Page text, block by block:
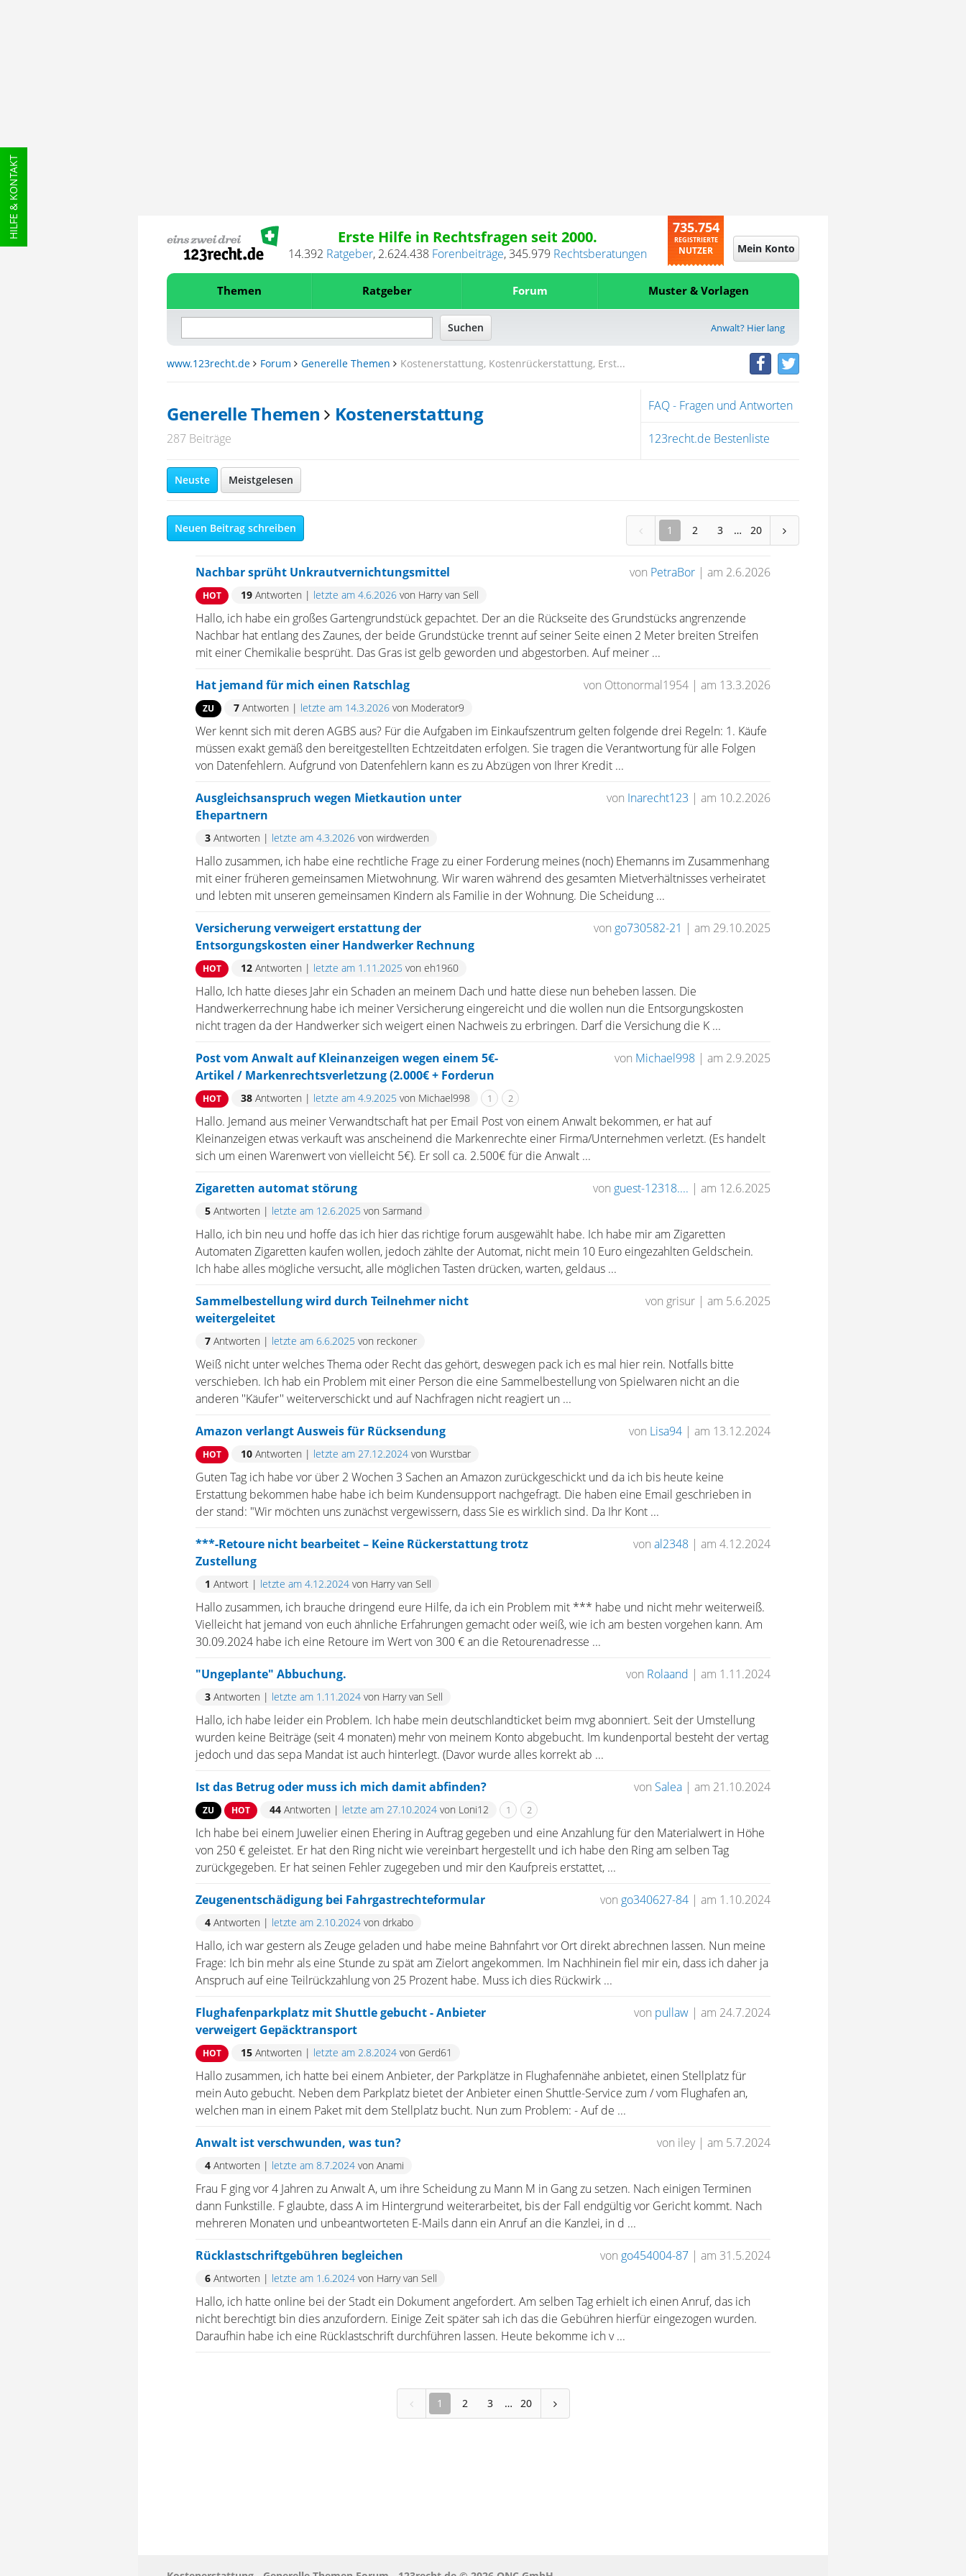
HILFE & KONTAKT Erste Hilfe in Rechtsfragen seit 2000.
14.392 Ratgeber, 2.624.438 Forenbeiträge,345.979 Rechtsberatungen
735.754
REGISTRIERTE
NUTZER Mein Konto
Themen Ratgeber Forum Muster & Vorlagen
Anwalt? Hier lang
www.123recht.de Forum Generelle Themen Kostenerstattung, Kostenrückerstattung, Erst...
Generelle Themen Kostenerstattung
287 Beiträge
FAQ - Fragen und Antworten
123recht.de Bestenliste
Neuste Meistgelesen
Neuen Beitrag schreiben 1 2 3 20
Nachbar sprüht Unkrautvernichtungsmittel von PetraBor | am 2.6.2026
HOT 19 Antworten | letzte am 4.6.2026 von Harry van Sell
Hallo, ich habe ein großes Gartengrundstück gepachtet. Der an die Rückseite des Grundstücks angrenzende
Nachbar hat entlang des Zaunes, der beide Grundstücke trennt auf seiner Seite einen 2 Meter breiten Streifen
mit einer Chemikalie besprüht. Das Gras ist gelb geworden und abgestorben. Auf meiner ...
Hat jemand für mich einen Ratschlag von Ottonormal1954 | am 13.3.2026
ZU 7 Antworten | letzte am 14.3.2026 von Moderator9
Wer kennt sich mit deren AGBS aus? Für die Aufgaben im Einkaufszentrum gelten folgende drei Regeln: 1. Käufe
müssen exakt gemäß den bereitgestellten Echtzeitdaten erfolgen. Sie tragen die Verantwortung für alle Folgen
von Datenfehlern. Aufgrund von Datenfehlern kann es zu Abzügen von Ihrer Kredit ...
Ausgleichsanspruch wegen Mietkaution unter
Ehepartnern
von Inarecht123 | am 10.2.2026
3 Antworten | letzte am 4.3.2026 von wirdwerden
Hallo zusammen, ich habe eine rechtliche Frage zu einer Forderung meines (noch) Ehemanns im Zusammenhang
mit einer früheren gemeinsamen Mietwohnung. Wir waren während des gesamten Mietverhältnisses verheiratet
und lebten mit unseren gemeinsamen Kindern als Familie in der Wohnung. Die Scheidung ...
Versicherung verweigert erstattung der
Entsorgungskosten einer Handwerker Rechnung
von go730582-21 | am 29.10.2025
HOT 12 Antworten | letzte am 1.11.2025 von eh1960
Hallo, Ich hatte dieses Jahr ein Schaden an meinem Dach und hatte diese nun beheben lassen. Die
Handwerkerrechnung habe ich meiner Versicherung eingereicht und die wollen nun die Entsorgungskosten
nicht tragen da der Handwerker sich weigert einen Nachweis zu erbringen. Darf die Versichung die K ...
Post vom Anwalt auf Kleinanzeigen wegen einem 5€-
Artikel / Markenrechtsverletzung (2.000€ + Forderun
von Michael998 | am 2.9.2025
HOT 38 Antworten | letzte am 4.9.2025 von Michael998 1 2
Hallo. Jemand aus meiner Verwandtschaft hat per Email Post von einem Anwalt bekommen, er hat auf
Kleinanzeigen etwas verkauft was anscheinend die Markenrechte einer Firma/Unternehmen verletzt. (Es handelt
sich um einen Warenwert von vielleicht 5€). Er soll ca. 2.500€ für die Anwalt ...
Zigaretten automat störung von guest-12318.... | am 12.6.2025
5 Antworten | letzte am 12.6.2025 von Sarmand
Hallo, ich bin neu und hoffe das ich hier das richtige forum ausgewählt habe. Ich habe mir am Zigaretten
Automaten Zigaretten kaufen wollen, jedoch zählte der Automat, nicht mein 10 Euro eingezahlten Geldschein.
Ich habe alles mögliche versucht, alle möglichen Tasten drücken, warten, geldaus ...
Sammelbestellung wird durch Teilnehmer nicht
weitergeleitet
von grisur | am 5.6.2025
7 Antworten | letzte am 6.6.2025 von reckoner
Weiß nicht unter welches Thema oder Recht das gehört, deswegen pack ich es mal hier rein. Notfalls bitte
verschieben. Ich hab ein Problem mit einer Person die eine Sammelbestellung von Spielwaren nicht an die
anderen ''Käufer'' weiterverschickt und auf Nachfragen nicht reagiert un ...
Amazon verlangt Ausweis für Rücksendung von Lisa94 | am 13.12.2024
HOT 10 Antworten | letzte am 27.12.2024 von Wurstbar
Guten Tag ich habe vor über 2 Wochen 3 Sachen an Amazon zurückgeschickt und da ich bis heute keine
Erstattung bekommen habe habe ich beim Kundensupport nachgefragt. Die haben eine Email geschrieben in
der stand: "Wir möchten uns zunächst vergewissern, dass Sie es wirklich sind. Da Ihr Kont ...
***-Retoure nicht bearbeitet – Keine Rückerstattung trotz
Zustellung
von al2348 | am 4.12.2024
1 Antwort | letzte am 4.12.2024 von Harry van Sell
Hallo zusammen, ich brauche dringend eure Hilfe, da ich ein Problem mit *** habe und nicht mehr weiterweiß.
Vielleicht hat jemand von euch ähnliche Erfahrungen gemacht oder weiß, wie ich am besten vorgehen kann. Am
30.09.2024 habe ich eine Retoure im Wert von 300 € an die Retourenadresse ...
"Ungeplante" Abbuchung. von Rolaand | am 1.11.2024
3 Antworten | letzte am 1.11.2024 von Harry van Sell
Hallo, ich habe leider ein Problem. Ich habe mein deutschlandticket beim mvg abonniert. Seit der Umstellung
wurden keine Beiträge (seit 4 monaten) mehr von meinem Konto abgebucht. Im kundenportal besteht der vertag
jedoch und das sepa Mandat ist auch hinterlegt. (Davor wurde alles korrekt ab ...
Ist das Betrug oder muss ich mich damit abfinden? von Salea | am 21.10.2024
ZU HOT 44 Antworten | letzte am 27.10.2024 von Loni12 1 2
Ich habe bei einem Juwelier einen Ehering in Auftrag gegeben und eine Anzahlung für den Materialwert in Höhe
von 250 € geleistet. Er hat den Ring nicht wie vereinbart hergestellt und ich habe den Ring am selben Tag
zurückgegeben. Er hat seinen Fehler zugegeben und mir den Kaufpreis erstattet, ...
Zeugenentschädigung bei Fahrgastrechteformular von go340627-84 | am 1.10.2024
4 Antworten | letzte am 2.10.2024 von drkabo
Hallo, ich war gestern als Zeuge geladen und habe meine Bahnfahrt vor Ort direkt abrechnen lassen. Nun meine
Frage: Ich bin mehr als eine Stunde zu spät am Zielort angekommen. Im Nachhinein fiel mir ein, dass ich daher ja
Anspruch auf eine Teilrückzahlung von 25 Prozent habe. Muss ich dies Rückwirk ...
Flughafenparkplatz mit Shuttle gebucht - Anbieter
verweigert Gepäcktransport
von pullaw | am 24.7.2024
HOT 15 Antworten | letzte am 2.8.2024 von Gerd61
Hallo zusammen, ich hatte bei einem Anbieter, der Parkplätze in Flughafennähe anbietet, einen Stellplatz für
mein Auto gebucht. Neben dem Parkplatz bietet der Anbieter einen Shuttle-Service zum / vom Flughafen an,
welchen man in einem Paket mit dem Stellplatz bucht. Nun zum Problem: - Auf de ...
Anwalt ist verschwunden, was tun? von iley | am 5.7.2024
4 Antworten | letzte am 8.7.2024 von Anami
Frau F ging vor 4 Jahren zu Anwalt A, um ihre Scheidung zu Mann M in Gang zu setzen. Nach einigen Terminen
dann Funkstille. F glaubte, dass A im Hintergrund weiterarbeitet, bis der Fall endgültig vor Gericht kommt. Nach
mehreren Monaten und unbeantworteten E-Mails dann ein Anruf an die Kanzlei, in d ...
Rücklastschriftgebühren begleichen von go454004-87 | am 31.5.2024
6 Antworten | letzte am 1.6.2024 von Harry van Sell
Hallo, ich hatte online bei der Stadt ein Dokument angefordert. Am selben Tag erhielt ich einen Anruf, das ich
nicht berechtigt bin dies anzufordern. Einige Zeit später sah ich das die Gebühren hierfür eingezogen wurden.
Daraufhin habe ich eine Rücklastschrift durchführen lassen. Heute bekomme ich v ...
1 2 3 20